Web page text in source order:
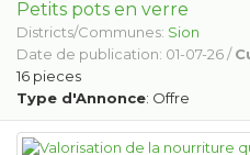
Petits pots en verre
Districts/Communes: Sion
Date de publication: 01-07-26 /
16 pieces
Type d'Annonce: Offre